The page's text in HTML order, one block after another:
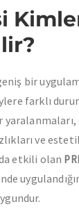
bir
farklı
ve
etkili olan